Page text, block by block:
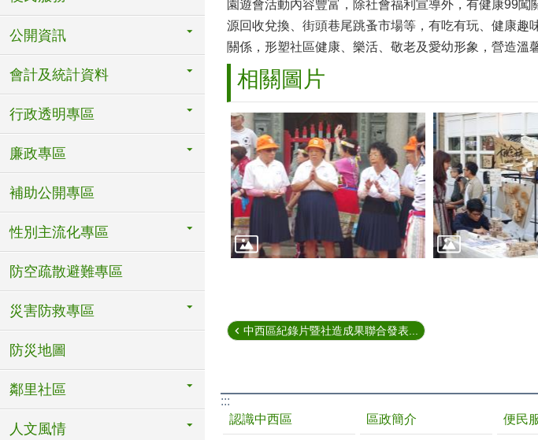
公開資訊
會計及統計資料
行政透明專區
廉政專區
補助公開專區
性別主流化專區
防空疏散避難專區
災害防救專區
防災地圖
鄰里社區
人文風情
園遊會活動內容豐富，除社會福利宣導外，有健康99
源回收兌換、街頭巷尾跳蚤市場等，有吃有玩、健康
關係，形塑社區健康、樂活、敬老及愛幼形象，營造溫
相關圖片
中西區紀錄片暨社造成果聯合發表...
:::
認識中西區
區政簡介 便民